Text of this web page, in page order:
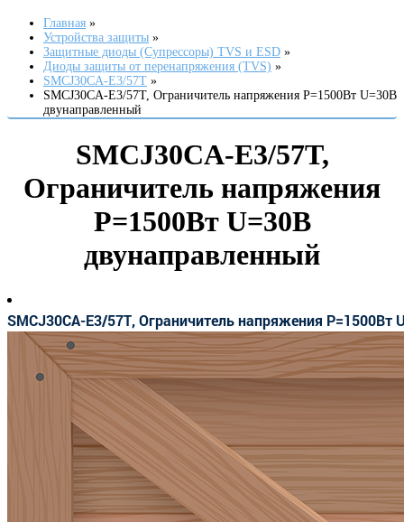
Главная
Устройства защиты
Защитные диоды (Супрессоры) TVS и ESD
Диоды защиты от перенапряжения (TVS)
SMCJ30CA-E3/57T
SMCJ30CA-E3/57T, Ограничитель напряжения Р=1500Вт U=30В
двунаправленный
SMCJ30CA-E3/57T,
Ограничитель напряжения
Р=1500Вт U=30В
двунаправленный